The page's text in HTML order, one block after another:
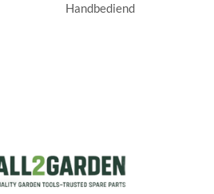
Handbediend